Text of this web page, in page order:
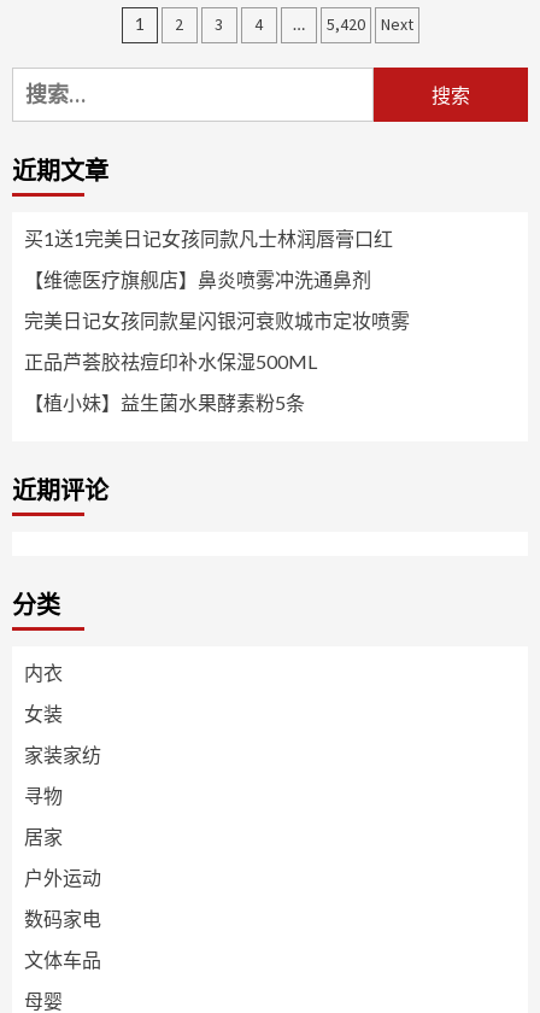
文
章
1 2 3 4 … 5,420 Next
搜
索：
近期文章
买1送1完美日记女孩同款凡士林润唇膏口红
【维德医疗旗舰店】鼻炎喷雾冲洗通鼻剂
完美日记女孩同款星闪银河衰败城市定妆喷雾
正品芦荟胶祛痘印补水保湿500ML
【植小妹】益生菌水果酵素粉5条
近期评论
分类
内衣
女装
家装家纺
寻物
居家
户外运动
数码家电
文体车品
母婴